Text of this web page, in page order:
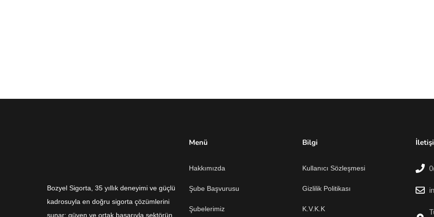
Bozyel Sigorta, 35 yıllık deneyimi ve güçlü
kadrosuyla en doğru sigorta çözümlerini
sunar; güven ve ortak başarıyla sektörün
Menü
Hakkımızda
Şube Başvurusu
Şubelerimiz
Bilgi
Kullanıcı Sözleşmesi
Gizlilik Politikası
K.V.K.K